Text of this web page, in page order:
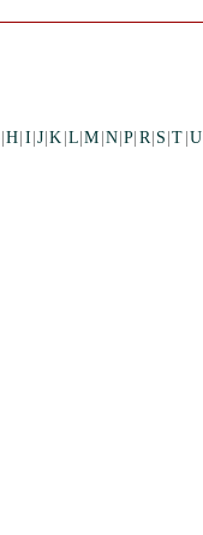
|H I |J |K L |M N |P R| S |T U